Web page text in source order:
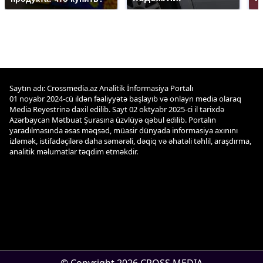
Saytın adı: Crossmedia.az Analitik İnformasiya Portalı
01 noyabr 2024-cü ildən fəaliyyətə başlayıb və onlayn media olaraq
Media Reyestrinə daxil edilib. Sayt 02 oktyabr 2025-ci il tarixdə
Azərbaycan Mətbuat Şurasına üzvlüyə qəbul edilib. Portalın
yaradılmasında əsas məqsəd, müasir dünyada informasiya axınını
izləmək, istifadəçilərə daha səmərəli, dəqiq və əhatəli təhlil, araşdırma,
analitik məlumatlar təqdim etməkdir.